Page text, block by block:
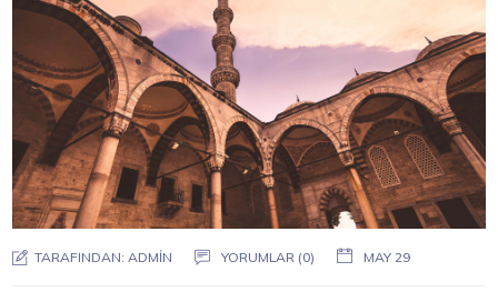
TARAFINDAN: ADMIN YORUMLAR (0) MAY 29